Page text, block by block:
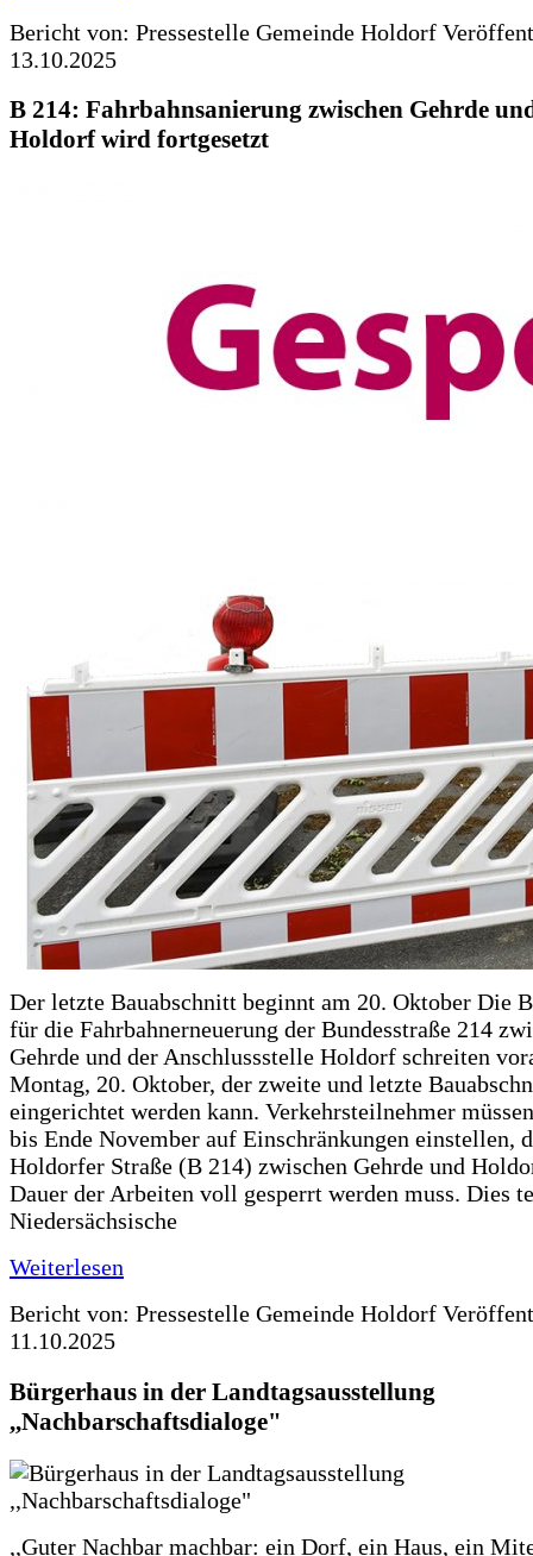
Bericht von: Pressestelle Gemeinde Holdorf
13.10.2025
B 214: Fahrbahnsanierung zwischen Gehrde
Holdorf wird fortgesetzt
Der letzte Bauabschnitt beginnt am 20. Oktober Die
für die Fahrbahnerneuerung der Bundesstraße 214
Gehrde und der Anschlussstelle Holdorf schreiten
Montag, 20. Oktober, der zweite und letzte
eingerichtet werden kann. Verkehrsteilnehmer
bis Ende November auf Einschränkungen einstellen,
Holdorfer Straße (B 214) zwischen Gehrde und
Dauer der Arbeiten voll gesperrt werden muss. Dies
Niedersächsische
Weiterlesen
Bericht von: Pressestelle Gemeinde Holdorf
11.10.2025
Bürgerhaus in der Landtagsausstellung
,,Nachbarschaftsdialoge"
,,Guter Nachbar machbar: ein Dorf, ein Haus, ein